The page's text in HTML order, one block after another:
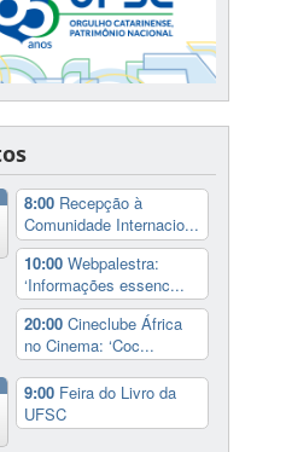
8:00 Recepção à
Comunidade Internacio...
10:00 Webpalestra:
‘Informações essenc...
20:00 Cineclube África
no Cinema: ‘Coc...
9:00 Feira do Livro da
UFSC